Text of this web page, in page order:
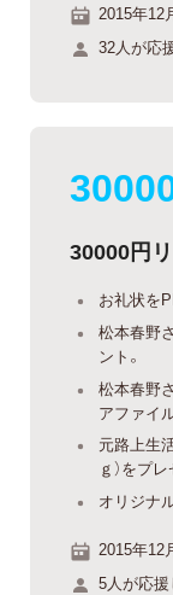
2015年12
32人が応
30000円
お礼状を
松本春野
ント。
松本春野
アファイ
元路上生
ｇ）をプレ
オリジナ
2015年12
5人が応援